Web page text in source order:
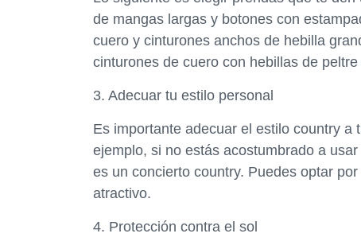
de mangas largas y botones con
cuero y cinturones anchos de hebilla
cinturones de cuero con hebillas de
3. Adecuar tu estilo personal
Es importante adecuar el estilo country
ejemplo, si no estás acostumbrado a
es un concierto country. Puedes optar
atractivo.
4. Protección contra el sol